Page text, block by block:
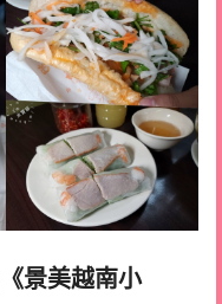
《景美越南小